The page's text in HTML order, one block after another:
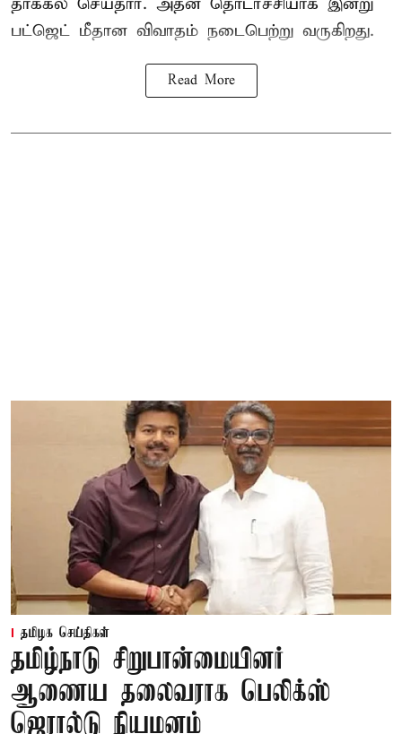
தாக்கல் செய்தார். அதன் தொடர்ச்சியாக இன்று
பட்ஜெட் மீதான விவாதம் நடைபெற்று வருகிறது.
Read More
தமிழக செய்திகள்
தமிழ்நாடு சிறுபான்மையினர்
ஆணைய தலைவராக பெலிக்ஸ்
ஜெரால்டு நியமனம்